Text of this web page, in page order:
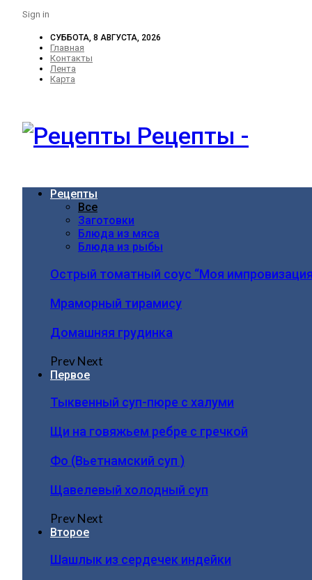
Sign in
СУББОТА, 8 АВГУСТА, 2026
Главная
Контакты
Лента
Карта
Рецепты -
Рецепты
Все
Заготовки
Блюда из мяса
Блюда из рыбы
Острый томатный соус “Моя
Мраморный тирамису
Домашняя грудинка
PrevNext
Первое
Тыквенный суп-пюре с халуми
Щи на говяжьем ребре с гречкой
Фо (Вьетнамский суп )
Щавелевый холодный суп
PrevNext
Второе
Шашлык из сердечек индейки